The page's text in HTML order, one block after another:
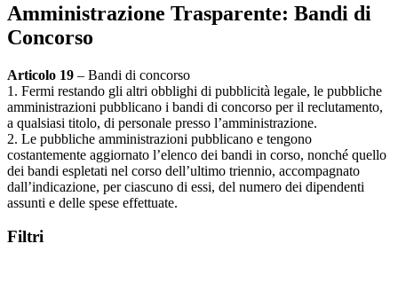
Amministrazione Trasparente: Bandi di
Concorso
Articolo 19 – Bandi di concorso
1. Fermi restando gli altri obblighi di pubblicità legale, le pubbliche
amministrazioni pubblicano i bandi di concorso per il reclutamento,
a qualsiasi titolo, di personale presso l’amministrazione.
2. Le pubbliche amministrazioni pubblicano e tengono
costantemente aggiornato l’elenco dei bandi in corso, nonché quello
dei bandi espletati nel corso dell’ultimo triennio, accompagnato
dall’indicazione, per ciascuno di essi, del numero dei dipendenti
assunti e delle spese effettuate.
Filtri